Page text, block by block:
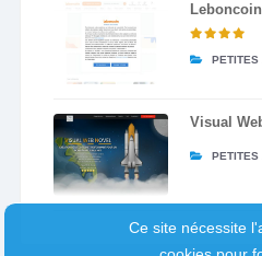
Leboncoin
PETITES
Visual
PETITES
Ce site nécessite